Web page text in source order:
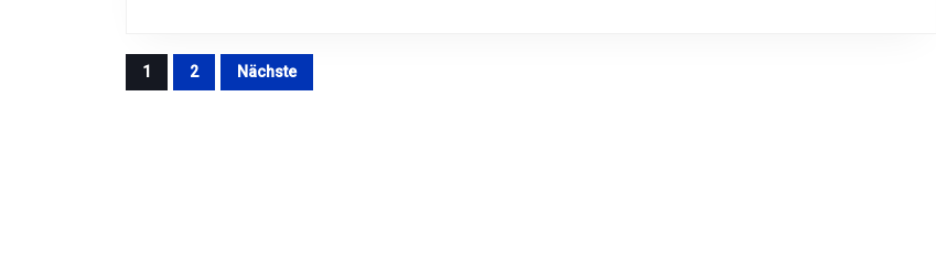
SEITENNUMMERIERUNG
1 2 Nächste